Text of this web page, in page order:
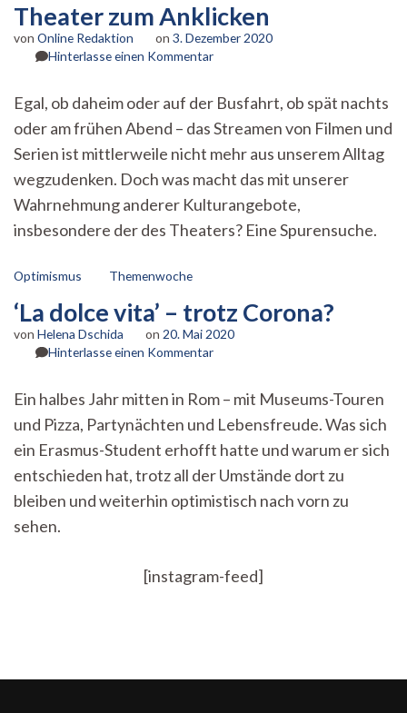
Theater zum Anklicken
von Online Redaktion on 3. Dezember 2020
Hinterlasse einen Kommentarzu
Anklicken
Egal, ob daheim oder auf der Busfahrt, ob spät nachts
oder am frühen Abend – das Streamen von Filmen und
Serien ist mittlerweile nicht mehr aus unserem Alltag
wegzudenken. Doch was macht das mit unserer
Wahrnehmung anderer Kulturangebote,
insbesondere der des Theaters? Eine Spurensuche.
Optimismus Themenwoche
‘La dolce vita’ – trotz Corona?
von Helena Dschida on 20. Mai 2020
Hinterlasse einen Kommentarzu
vita’
–
trotz
Corona?
Ein halbes Jahr mitten in Rom – mit Museums-Touren
und Pizza, Partynächten und Lebensfreude. Was sich
ein Erasmus-Student erhofft hatte und warum er sich
entschieden hat, trotz all der Umstände dort zu
bleiben und weiterhin optimistisch nach vorn zu
sehen.
[instagram-feed]